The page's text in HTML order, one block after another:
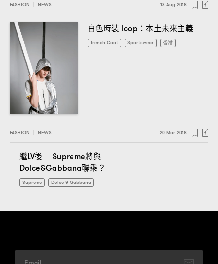
FASHION NEWS 13 Aug 2018
白色時裝 loop：本土未來主義
Trench Coat Sportswear 香港
FASHION NEWS 20 Mar 2018
繼LV後 Supreme將與
Dolce&Gabbana聯乘 ？
Supreme Dolce & Gabbana